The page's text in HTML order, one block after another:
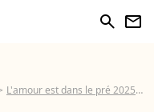
search newsletter
L'amour est dans le pré 2025